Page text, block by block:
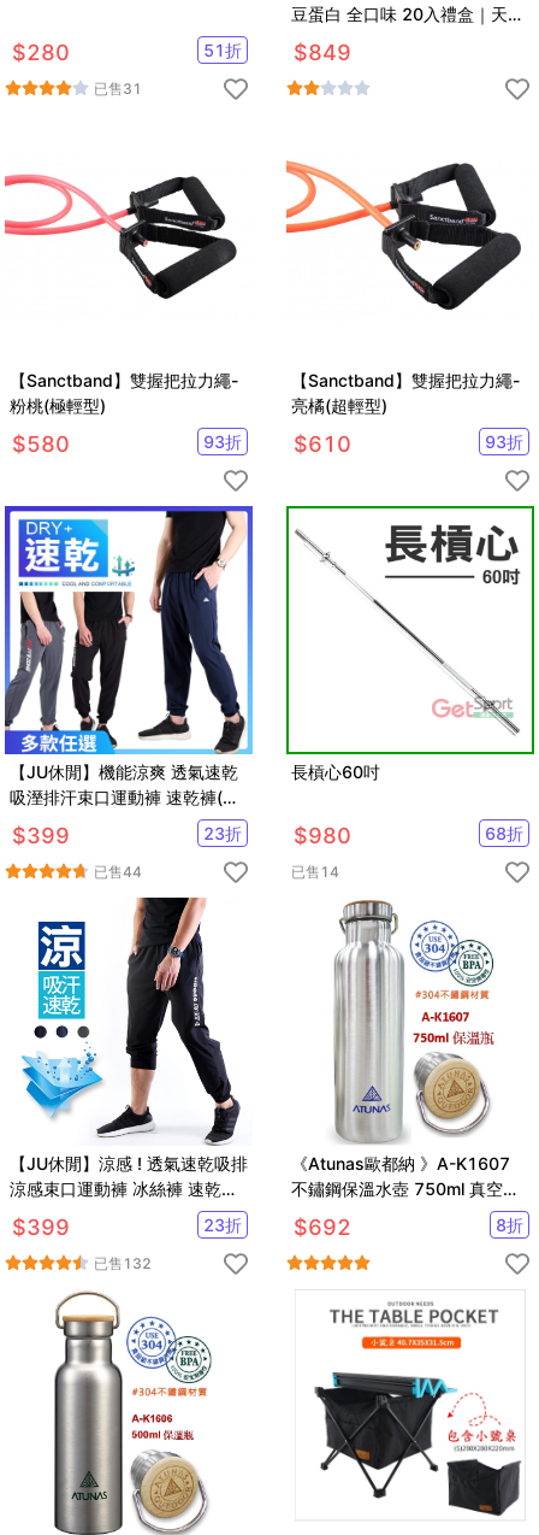
$280 51折
已售31
豆蛋白 全口味 20入禮盒｜天然
無化學味｜素食者 適用
$849
【Sanctband】雙握把拉力繩-
粉桃(極輕型)
$580 93折
【Sanctband】雙握把拉力繩-
亮橘(超輕型)
$610 93折
【JU休閒】機能涼爽 透氣速乾
吸溼排汗束口運動褲 速乾褲(多
款任選)
$399 23折
已售44
長槓心60吋
$980 68折
已售 14
【JU休閒】涼感 ! 透氣速乾吸排
涼感束口運動褲 冰絲褲 速乾褲
（有加大尺碼）
$399 23折
已售 132
《Atunas歐都納 》A-K1607
不鏽鋼保溫水壺 750ml 真空斷
熱瓶
$692 8折